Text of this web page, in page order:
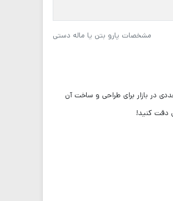
مشخصات پارو بتن یا ماله دستی
در بازار برای طراحی و ساخت آن
دقت کنید!